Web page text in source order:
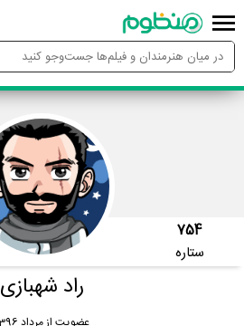
754
ستاره
راد شهبازی
عضویت از مرداد 1396